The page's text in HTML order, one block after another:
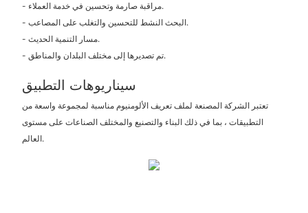
- مراقبة صارمة وتحسين في خدمة العملاء.
- البحث النشط للتحسين والتغلب على المصاعب.
- مسار التنمية الحديث.
- تم تصديرها إلى مختلف البلدان والمناطق.
سيناريوهات التطبيق
تعتبر الشركة المصنعة لملف تعريف الألومنيوم مناسبة لمجموعة واسعة من
التطبيقات ، بما في ذلك البناء والتصنيع والمختلف الصناعات على مستوى
العالم.